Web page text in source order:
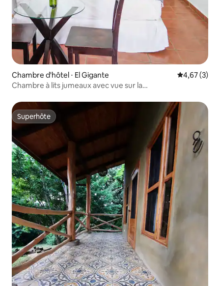
Chambre d'hôtel ⋅ El Gigante Évaluation
4,67 (3)
Chambre à lits jumeaux avec vue sur la
Superhôte
Superhôte